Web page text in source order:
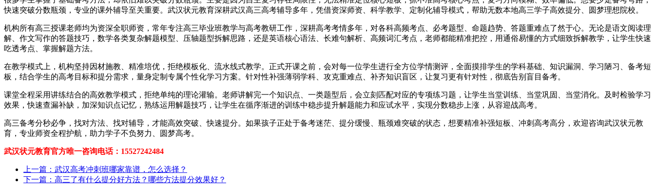
快速突破分数瓶颈，专业的课外辅导至关重要。武汉状元教育深耕武汉高三高考辅导多年，凭借资深师资、科学教学、定制化辅导模式，帮助无数本地高三学子高效提分、圆梦理想院校。
机构所有高三授课老师均为资深全职师资，常年专注高三毕业班教学与高考教研工作，深耕高考考情多年，对各科高频考点、必考题型、命题趋势、答题重难点了然于心。无论是语文阅读理
解、作文写作的答题技巧，数学各类复杂解题模型、压轴题型拆解思路，还是英语核心语法、长难句解析、高频词汇考点，老师都能精准把控，用通俗易懂的方式细致拆解教学，让学生快速
吃透考点、掌握解题方法。
在教学模式上，机构坚持因材施教、精准培优，拒绝模板化、流水线式教学。正式开课之前，会对每一位学生进行全方位学情测评，全面摸排学生的学科基础、知识漏洞、学习陋习、备考短
板，结合学生的高考目标和提分需求，量身定制专属个性化学习方案。针对性补强薄弱学科、攻克重难点、补齐知识盲区，让复习更有针对性，彻底告别盲目备考。
课堂全程采用讲练结合的高效教学模式，拒绝单纯的理论灌输。老师讲解完一个知识点、一类题型后，会立刻匹配对应的专项练习题，让学生当堂训练、当堂巩固、当堂消化。及时检验学习
效果，快速查漏补缺，加深知识点记忆，熟练运用解题技巧，让学生在循序渐进的训练中稳步提升解题能力和应试水平，实现分数稳步上涨，从容迎战高考。
高三备考分秒必争，找对方法、找对辅导，才能高效突破、快速提分。如果孩子正处于备考迷茫、提分缓慢、瓶颈难突破的状态，想要精准补强短板、冲刺高考高分，欢迎咨询武汉状元教
育，专业师资全程护航，助力学子不负努力、圆梦高考。
武汉状元教育官方唯一咨询电话：15527242484
上一篇：武汉高考冲刺班哪家靠谱，怎么选择？
下一篇：高三了有什么提分好方法？哪些方法提分效果好？